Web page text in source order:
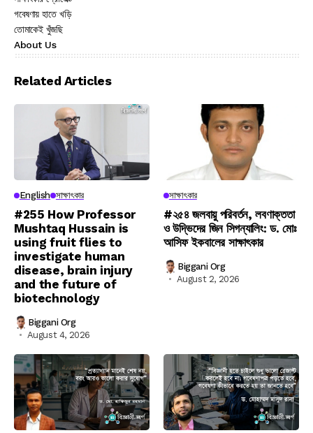
গবেষণায় হাতে খড়ি
তোমাকেই খুঁজছি
About Us
Related Articles
English সাক্ষাৎকার
#255 How Professor
Mushtaq Hussain is
using fruit flies to
investigate human
disease, brain injury
and the future of
biotechnology
Biggani Org
August 4, 2026
সাক্ষাৎকার
#২৫৪ জলবায়ু পরিবর্তন, লবণাক্ততা
ও উদ্ভিদের জিন সিগন্যালিং: ড. মোঃ
আসিফ ইকবালের সাক্ষাৎকার
Biggani Org
August 2, 2026